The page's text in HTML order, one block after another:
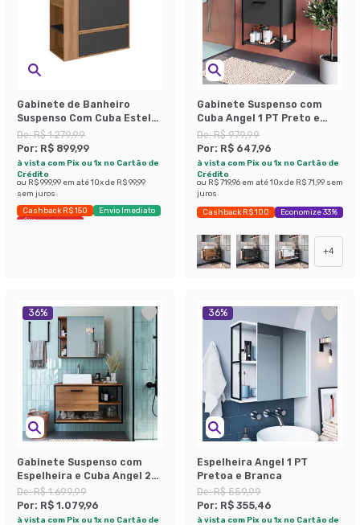
Gabinete de Banheiro
Suspenso Com Cuba Estela
1 PT 1 GV Mel e Grafite
De:R$ 1.279,99
Por: R$ 899,99
à vista com Pix ou 1x no Cartão de
Crédito
ou R$ 999,99 em até10x de R$ 99,99
sem juros
Cashback R$ 150
Envio Imediato
Últimas peças
Gabinete Suspenso com
Cuba Angel 1 PT Preto e
Grafite 50 cm
De:R$ 979,99
Por: R$ 647,96
à vista com Pix ou 1x no Cartão de
Crédito
ou R$ 719,96 em até10x de R$ 71,99 sem
juros
Cashback R$ 100 Economize 33%
+4
36%
Gabinete Suspenso com
Espelheira e Cuba Angel 2
PT Preto e Mel
De:R$ 1.699,99
Por: R$ 1.079,96
à vista com Pix ou 1x no Cartão de
36%
Espelheira Angel 1 PT
Pretoa e Branca
De:R$ 559,99
Por: R$ 355,46
à vista com Pix ou 1x no Cartão de